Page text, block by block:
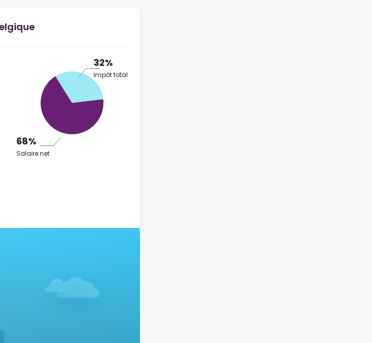
32%
Impôt total
68%
Salaire net